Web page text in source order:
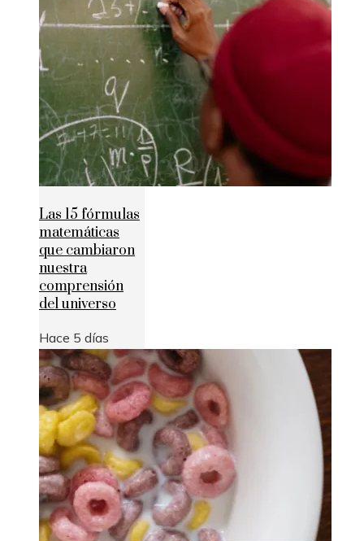
Las 15 fórmulas
matemáticas
que cambiaron
nuestra
comprensión
del universo
Hace 5 días